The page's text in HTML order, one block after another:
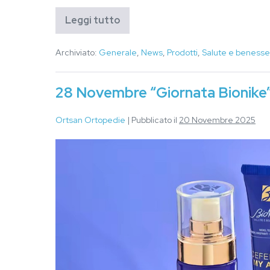
Leggi tutto
Archiviato: Generale, News, Prodotti, Salute e
28 Novembre “Giornata
Ortsan Ortopedie | Pubblicato il 20 Novembre 2025